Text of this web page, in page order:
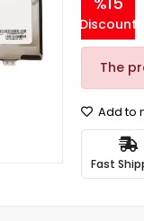
Discount
The
Add to
Fast